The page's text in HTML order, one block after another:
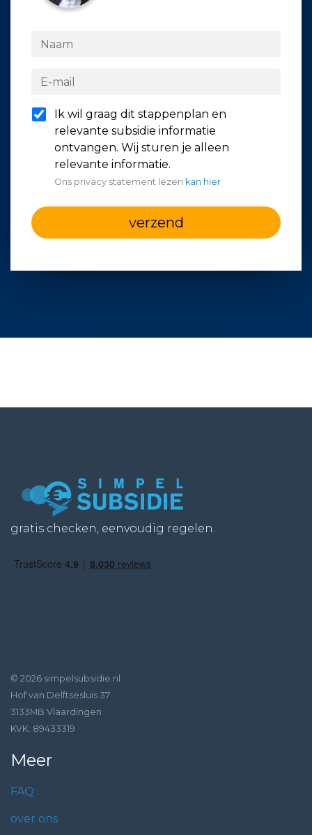
Ik wil graag dit stappenplan en
relevante subsidie informatie
ontvangen. Wij sturen je alleen
relevante informatie.
Ons privacy statement lezen kan hier
verzend
gratis checken, eenvoudig regelen.
© 2026 simpelsubsidie.nl
Hof van Delftsesluis 37
3133MB Vlaardingen
KVK: 89433319
Meer
FAQ
over ons